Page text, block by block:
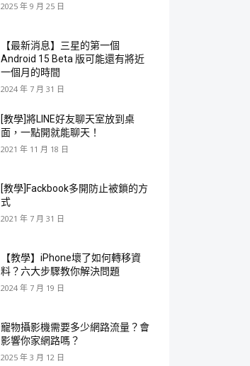
2025 年 9 月 25 日
【最新消息】三星的第一個
Android 15 Beta 版可能還有將近
一個月的時間
2024 年 7 月 31 日
[教學]將LINE好友聊天室放到桌
面，一點開就能聊天！
2021 年 11 月 18 日
[教學]Fackbook多開防止被鎖的方
式
2021 年 7 月 31 日
【教學】iPhone壞了如何轉移資
料？六大步驟教你解決問題
2024 年 7 月 19 日
寵物攝影機需要多少網路流量？會
影響你家網路嗎？
2025 年 3 月 12 日